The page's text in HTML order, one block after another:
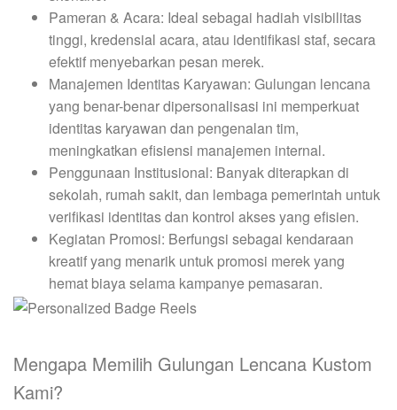
Pameran & Acara: Ideal sebagai hadiah visibilitas
tinggi, kredensial acara, atau identifikasi staf, secara
efektif menyebarkan pesan merek.
Manajemen Identitas Karyawan: Gulungan lencana
yang benar-benar dipersonalisasi ini memperkuat
identitas karyawan dan pengenalan tim,
meningkatkan efisiensi manajemen internal.
Penggunaan Institusional: Banyak diterapkan di
sekolah, rumah sakit, dan lembaga pemerintah untuk
verifikasi identitas dan kontrol akses yang efisien.
Kegiatan Promosi: Berfungsi sebagai kendaraan
kreatif yang menarik untuk promosi merek yang
hemat biaya selama kampanye pemasaran.
Mengapa Memilih Gulungan Lencana Kustom
Kami?